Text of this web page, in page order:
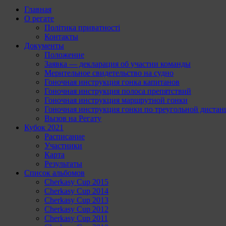
Главная
О регате
Політика приватності
Контакты
Документы
Положение
Заявка — декларация об участии команды
Мерительное свидетельство на судно
Гоночная инструкция гонка капитанов
Гоночная инструкция полоса препятствий
Гоночная инструкция маршрутной гонки
Гоночная инструкция гонки по треугольной
Вызов на Регату
Кубок 2021
Расписание
Участники
Карта
Результаты
Список альбомов
Cherkasy Cup 2015
Cherkasy Cup 2014
Cherkasy Cup 2013
Cherkasy Cup 2012
Cherkasy Cup 2011